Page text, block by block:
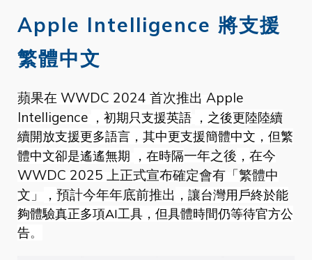
Apple Intelligence 將支援
繁體中文
蘋果在 WWDC 2024 首次推出 Apple
Intelligence ，初期只支援英語 ，之後更陸陸續
續開放支援更多語言，其中更支援簡體中文，但繁
體中文卻是遙遙無期
，在時隔一年之後 ， 在今
WWDC 2025 上正式宣布確定會有「繁體中
文」
， 預計今年年底前推出 ，讓台灣用戶終於能
夠體驗真正多項AI工具，但具體時間仍等待官方公
告。